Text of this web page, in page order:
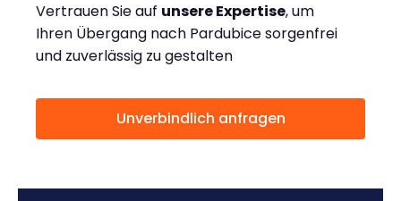
Vertrauen Sie auf unsere Expertise, um
Ihren Übergang nach Pardubice sorgenfrei
und zuverlässig zu gestalten
Unverbindlich anfragen